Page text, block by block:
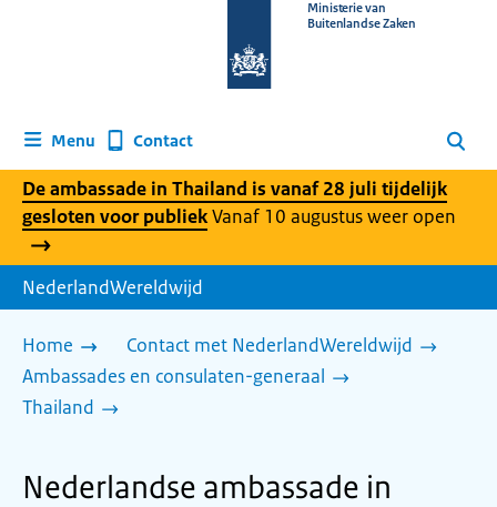
homepage
Ministerie van
Buitenlandse Zaken
Menu Contact Zoeken
De ambassade in Thailand is vanaf 28 juli tijdelijk
gesloten voor publiekVanaf 10 augustus weer open
NederlandWereldwijd
Home
Contact met NederlandWereldwijd
Ambassades en consulaten-generaal
Thailand
Nederlandse ambassade in